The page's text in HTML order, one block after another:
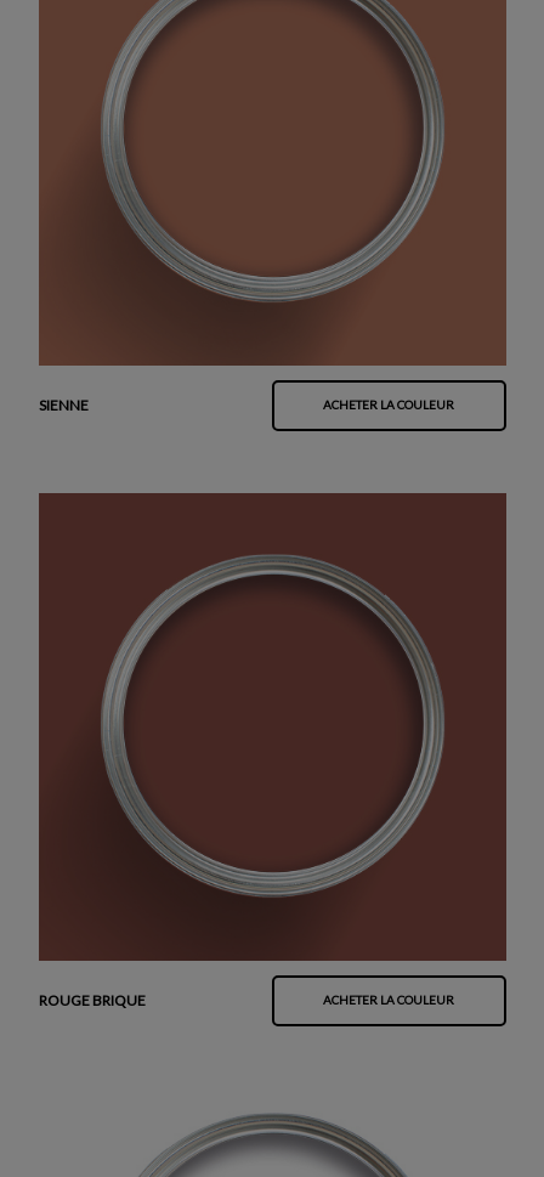
SIENNE ACHETER LA COULEUR
ROUGE BRIQUE ACHETER LA COULEUR